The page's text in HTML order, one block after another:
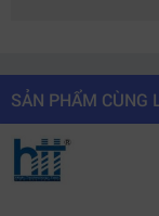
SẢN PHẨM CÙNG